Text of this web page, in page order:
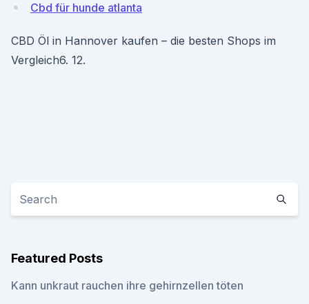
Cbd für hunde atlanta
CBD Öl in Hannover kaufen – die besten Shops im
Vergleich6. 12.
Featured Posts
Kann unkraut rauchen ihre gehirnzellen töten